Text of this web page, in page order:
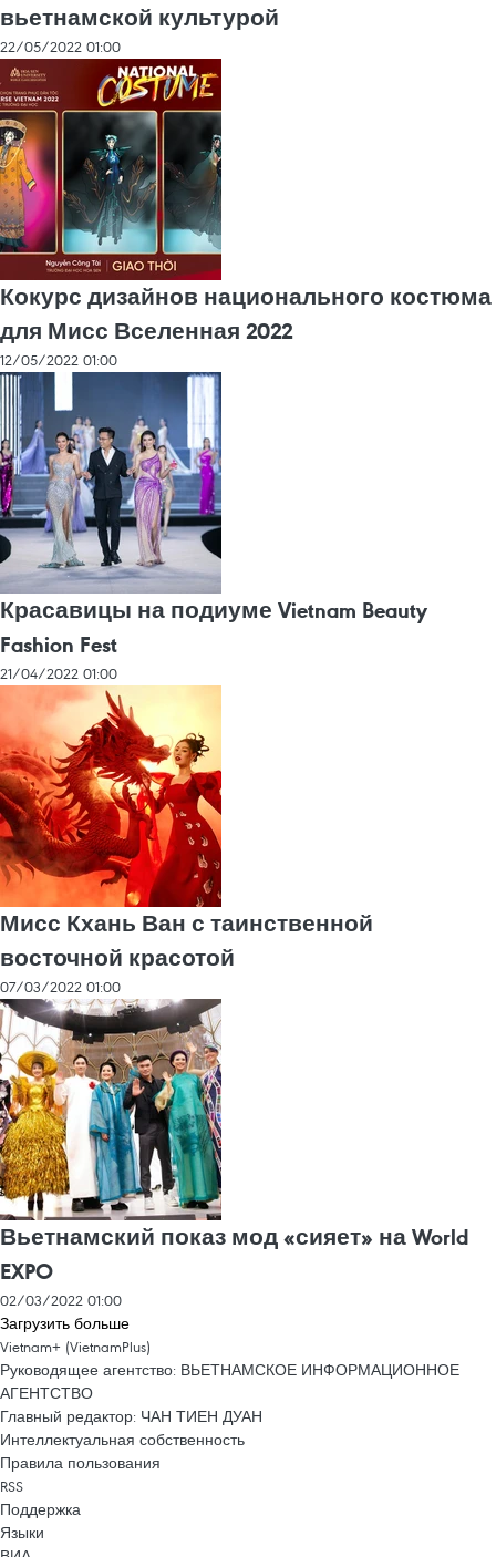
вьетнамской культурой
22/05/2022 01:00
Кокурс дизайнов национального костюма
для Мисс Вселенная 2022
12/05/2022 01:00
Красавицы на подиуме Vietnam Beauty
Fashion Fest
21/04/2022 01:00
Мисс Кхань Ван с таинственной
восточной красотой
07/03/2022 01:00
Вьетнамский показ мод «сияет» на World
EXPO
02/03/2022 01:00
Загрузить больше
Vietnam+ (VietnamPlus)
Руководящее агентство: ВЬЕТНАМСКОЕ ИНФОРМАЦИОННОЕ
АГЕНТСТВО
Главный редактор: ЧАН ТИЕН ДУАН
Интеллектуальная собственность
Правила пользования
RSS
Поддержка
Языки